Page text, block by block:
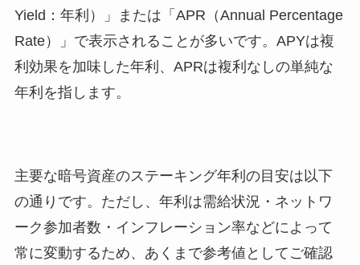
Yield：年利）」または「APR（Annual Percentage
Rate）」で表示されることが多いです。APYは複
利効果を加味した年利、APRは複利なしの単純な
年利を指します。
主要な暗号資産のステーキング年利の目安は以下
の通りです。ただし、年利は需給状況・ネットワ
ーク参加者数・インフレーション率などによって
常に変動するため、あくまで参考値としてご確認